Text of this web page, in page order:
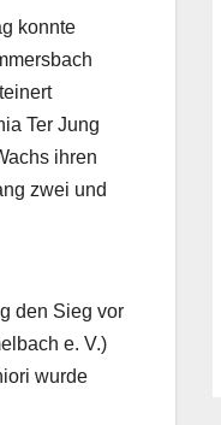
konnte
Ter Jung
ihren
zwei und
den Sieg vor
e. V.)
wurde